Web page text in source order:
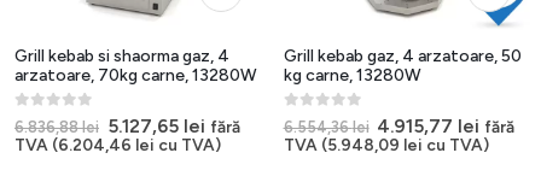
Grill kebab si shaorma gaz, 4
arzatoare, 70kg carne, 13280W
0 out of 5
6.836,88lei Prețul
inițial
a
5.127,65 leiPrețul
curent
fără
TVA (6.204,46 lei cu TVA)
Grill kebab gaz, 4 arzatoare, 50
kg carne, 13280W
0out of 5
6.554,36lei Prețul
inițial
a
4.915,77 lei Prețul
curent
fără
TVA (5.948,09 lei cu TVA)